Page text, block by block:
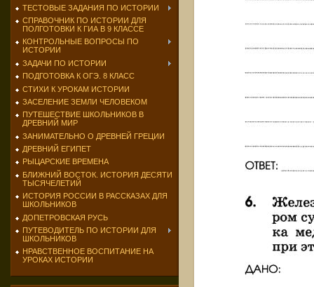
ТЕСТОВЫЕ ЗАДАНИЯ ПО ИСТОРИИ
СПРАВОЧНИК ПО ИСТОРИИ ДЛЯ
ПОЛГОТОВКИ К ГИА В 9 КЛАССЕ
КОНТРОЛЬНЫЕ ВОПРОСЫ ПО
ИСТОРИИ
ЗАДАЧИ ПО ИСТОРИИ
ПОДГОТОВКА К ОГЭ. 8 КЛАСС
СТИХИ К УРОКАМ ИСТОРИИ
ЗАСЕЛЕНИЕ ЗЕМЛИ ЧЕЛОВЕКОМ
ПУТЕШЕСТВИЕ ШКОЛЬНИКОВ В
ДРЕВНИЙ МИР
ЗАНИМАТЕЛЬНО О ДРЕВНЕЙ ГРЕЦИИ
ДРЕВНИЙ ЕГИПЕТ
РЫЦАРСКИЕ ВРЕМЕНА
БЛИЖНИЙ ВОСТОК. ИСТОРИЯ ДЕСЯТИ
ТЫСЯЧЕЛЕТИЙ
ИСТОРИЯ РОССИИ В РАССКАЗАХ ДЛЯ
ШКОЛЬНИКОВ
ДОПЕТРОВСКАЯ РУСЬ
ПУТЕВОДИТЕЛЬ ПО ИСТОРИИ ДЛЯ
ШКОЛЬНИКОВ
НРАВСТВЕННОЕ ВОСПИТАНИЕ НА
УРОКАХ ИСТОРИИ